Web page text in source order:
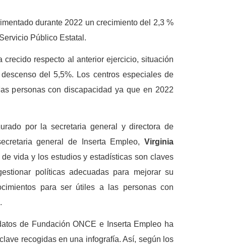
durante 2022 un crecimiento del 2,3 %
Público Estatal.
respecto al anterior ejercicio, situación
del 5,5%. Los centros especiales de
personas con discapacidad ya que en 2022
por la secretaria general y directora de
general de Inserta Empleo, Virginia
vida y los estudios y estadísticas son claves
políticas adecuadas para mejorar su
para ser útiles a las personas con
de Fundación ONCE e Inserta Empleo ha
recogidas en una infografía. Así, según los